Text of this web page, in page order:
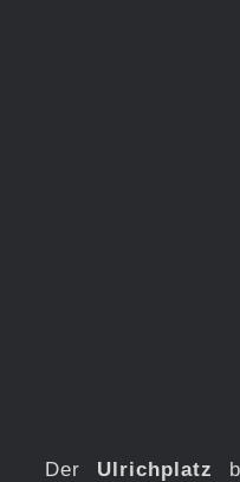
Der Ulrichplatz